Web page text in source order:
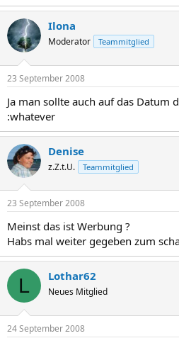
Ilona
Moderator Teammitglied
23 September 2008
Ja man sollte auch auf das Datum
:whatever
Denise
z.Z.t.U. Teammitglied
23 September 2008
Meinst das ist Werbung ?
Habs mal weiter gegeben zum
L Lothar62
Neues Mitglied
24 September 2008